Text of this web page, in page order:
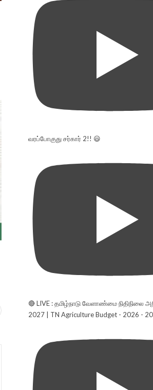
வரப்போகுது சர்கார் 2!! 😃
🔴 LIVE : தமிழ்நாடு வேளாண்மை நிதிநிலை
2027 | TN Agriculture Budget - 2026 -